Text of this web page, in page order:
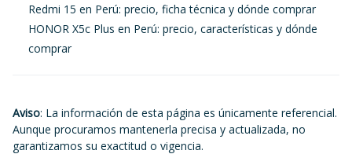
Redmi 15 en Perú: precio, ficha técnica y dónde comprar
HONOR X5c Plus en Perú: precio, características y dónde
comprar
Aviso: La información de esta página es únicamente referencial.
Aunque procuramos mantenerla precisa y actualizada, no
garantizamos su exactitud o vigencia.